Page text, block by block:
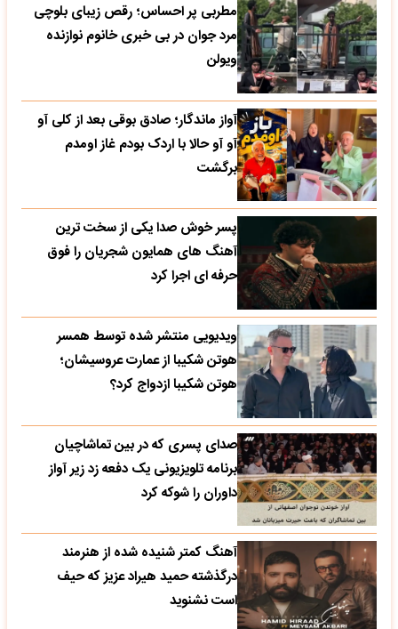
مطربی پر احساس؛ رقص زیبای بلوچی
مرد جوان در بی خبری خانوم نوازنده
ویولن
آواز ماندگار؛ صادق بوقی بعد از کلی آو
آو آو حالا با اردک بودم غاز اومدم
برگشت
پسر خوش صدا یکی از سخت ترین
آهنگ های همایون شجریان را فوق
حرفه ای اجرا کرد
ویدیویی منتشر شده توسط همسر
هوتن شکیبا از عمارت عروسیشان؛
هوتن شکیبا ازدواج کرد؟
صدای پسری که در بین تماشاچیان
برنامه تلویزیونی یک دفعه زد زیر آواز
داوران را شوکه کرد
آهنگ کمتر شنیده شده از هنرمند
درگذشته حمید هیراد عزیز که حیف
است نشنوید